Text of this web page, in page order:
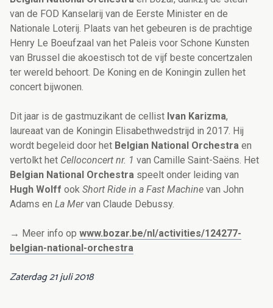
van de FOD Kanselarij van de Eerste Minister en de
Nationale Loterij. Plaats van het gebeuren is de prachtige
Henry Le Boeufzaal van het Paleis voor Schone Kunsten
van Brussel die akoestisch tot de vijf beste concertzalen
ter wereld behoort. De Koning en de Koningin zullen het
concert bijwonen.
Dit jaar is de gastmuzikant de cellist Ivan Karizma,
laureaat van de Koningin Elisabethwedstrijd in 2017. Hij
wordt begeleid door het Belgian National Orchestra en
vertolkt het Celloconcert nr. 1 van Camille Saint-Saëns. Het
Belgian National Orchestra speelt onder leiding van
Hugh Wolff ook Short Ride in a Fast Machine van John
Adams en La Mervan Claude Debussy.
→ Meer info op www.bozar.be/nl/activities/124277-
belgian-national-orchestra
Zaterdag 21 juli 2018